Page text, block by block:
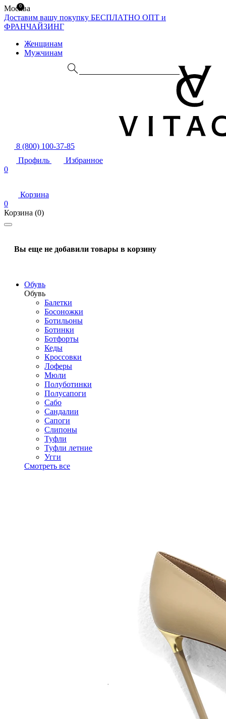
Москва
Доставим вашу покупку БЕСПЛАТНО ОПТ и
ФРАНЧАЙЗИНГ
Женщинам
Мужчинам
8 (800) 100-37-85
Профиль
Избранное
0
Корзина
0
Корзина (0)
Вы еще не добавили товары в корзину
Обувь
Обувь
Балетки
Босоножки
Ботильоны
Ботинки
Ботфорты
Кеды
Кроссовки
Лоферы
Мюли
Полуботинки
Полусапоги
Сабо
Сандалии
Сапоги
Слипоны
Туфли
Туфли летние
Угги
Смотреть все
0